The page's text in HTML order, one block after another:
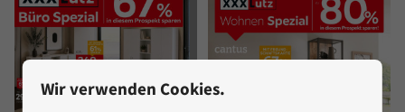
Wir verwenden Cookies.